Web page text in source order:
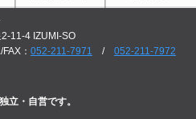
11-4 IZUMI-SO
： 052-211-7971 / 052-211-7972
立・自営です。